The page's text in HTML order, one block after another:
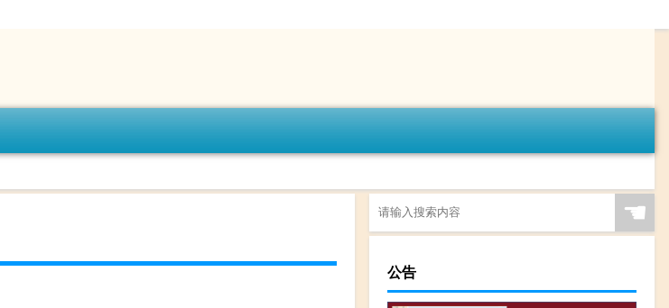
☚
公告